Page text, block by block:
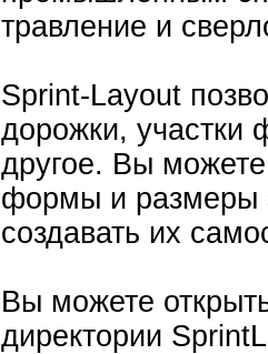
травление и
Sprint-Layout
дорожки, участки
другое. Вы
формы и размеры
создавать их
Вы можете
директории